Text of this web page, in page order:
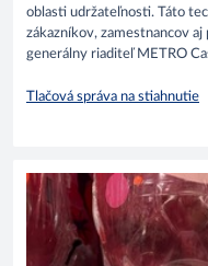
oblasti udržateľnosti. Táto
zákazníkov, zamestnancov
generálny riaditeľ METRO
Tlačová správa na stiahnutie